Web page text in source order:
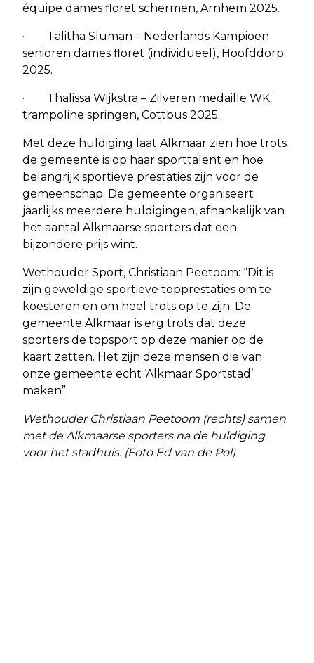
équipe dames floret schermen, Arnhem 2025.
· Talitha Sluman – Nederlands Kampioen
senioren dames floret (individueel), Hoofddorp
2025.
· Thalissa Wijkstra – Zilveren medaille WK
trampoline springen, Cottbus 2025.
Met deze huldiging laat Alkmaar zien hoe trots
de gemeente is op haar sporttalent en hoe
belangrijk sportieve prestaties zijn voor de
gemeenschap. De gemeente organiseert
jaarlijks meerdere huldigingen, afhankelijk van
het aantal Alkmaarse sporters dat een
bijzondere prijs wint.
Wethouder Sport, Christiaan Peetoom: “Dit is
zijn geweldige sportieve topprestaties om te
koesteren en om heel trots op te zijn. De
gemeente Alkmaar is erg trots dat deze
sporters de topsport op deze manier op de
kaart zetten. Het zijn deze mensen die van
onze gemeente echt ‘Alkmaar Sportstad’
maken”.
Wethouder Christiaan Peetoom (rechts) samen
met de Alkmaarse sporters na de huldiging
voor het stadhuis. (Foto Ed van de Pol)